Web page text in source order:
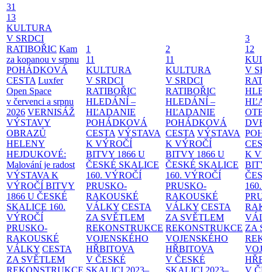
31
13
KULTURA
V SRDCI
RATIBOŘIC Kam
za kopanou v srpnu
POHÁDKOVÁ
CESTA Luxfer
Open Space
v červenci a srpnu
2026 VERNISÁŽ
VÝSTAVY
OBRAZŮ
HELENY
HEJDUKOVÉ:
Malování je radost
VÝSTAVA K
VÝROČÍ BITVY
1866 U ČESKÉ
SKALICE 160.
VÝROČÍ
PRUSKO-
RAKOUSKÉ
VÁLKY CESTA
ZA SVĚTLEM
1
11
KULTURA
V SRDCI
RATIBOŘIC
HLEDÁNÍ –
HĽADANIE
POHÁDKOVÁ
CESTA VÝSTAVA
K VÝROČÍ
BITVY 1866 U
ČESKÉ SKALICE
160. VÝROČÍ
PRUSKO-
RAKOUSKÉ
VÁLKY CESTA
ZA SVĚTLEM
REKONSTRUKCE
VOJENSKÉHO
HŘBITOVA
V ČESKÉ
2
11
KULTURA
V SRDCI
RATIBOŘIC
HLEDÁNÍ –
HĽADANIE
POHÁDKOVÁ
CESTA VÝSTAVA
K VÝROČÍ
BITVY 1866 U
ČESKÉ SKALICE
160. VÝROČÍ
PRUSKO-
RAKOUSKÉ
VÁLKY CESTA
ZA SVĚTLEM
REKONSTRUKCE
VOJENSKÉHO
HŘBITOVA
V ČESKÉ
3
12
V
K
ZA